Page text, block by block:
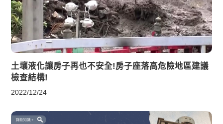
土壤液化讓房子再也不安全!房子座落高危險地區建議
檢查結構!
2022/12/24